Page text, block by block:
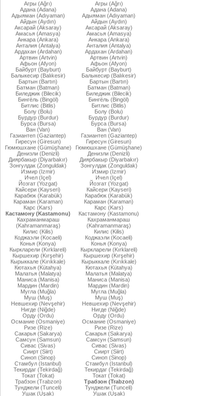
Агры (Ağrı)
Адана (Adana)
Адыяман (Adıyaman)
Айдын (Aydın)
Аксарай (Aksaray)
Амасья (Amasya)
Анкара (Ankara)
Анталия (Antalya)
Ардахан (Ardahan)
Артвин (Artvin)
Афьон (Afyon)
Байбурт (Bayburt)
Балыкесир (Balıkesir)
Бартын (Bartın)
Батман (Batman)
Биледжик (Bilecik)
Бингёль (Bingöl)
Битлис (Bitlis)
Болу (Bolu)
Бурдур (Burdur)
Бурса (Bursa)
Ван (Van)
Газиантеп (Gaziantep)
Гиресун (Giresun)
Гюмюшхане (Gümüşhane)
Денизли (Denizli)
Диярбакыр (Diyarbakır)
Зонгулдак (Zonguldak)
Измир (Izmir)
Ичел (Içel)
Йозгат (Yozgat)
Кайсери (Kayseri)
Карабюк (Karabük)
Караман (Karaman)
Карс (Kars)
Кастамону (Kastamonu)
Кахраманмараш
(Kahramanmaraş)
Килис (Kilis)
Коджаэли (Kocaeli)
Конья (Konya)
Кыркларели (Kırklareli)
Кыршехир (Kırşehir)
Кырыккале (Kırıkkale)
Кютахья (Kütahya)
Малатья (Malatya)
Маниса (Manisa)
Мардин (Mardin)
Мугла (Muğla)
Муш (Muş)
Невшехир (Nevşehir)
Нигде (Niğde)
Орду (Ordu)
Османие (Osmaniye)
Ризе (Rize)
Сакарья (Sakarya)
Самсун (Samsun)
Сивас (Sivas)
Сиирт (Siirt)
Синоп (Sinop)
Стамбул (Istanbul)
Текирдаг (Tekirdağ)
Токат (Tokat)
Трабзон (Trabzon)
Тунджели (Tunceli)
Ушак (Uşak)
Агры (Ağrı)
Адана (Adana)
Адыяман (Adıyaman)
Айдын (Aydın)
Аксарай (Aksaray)
Амасья (Amasya)
Анкара (Ankara)
Анталия (Antalya)
Ардахан (Ardahan)
Артвин (Artvin)
Афьон (Afyon)
Байбурт (Bayburt)
Балыкесир (Balıkesir)
Бартын (Bartın)
Батман (Batman)
Биледжик (Bilecik)
Бингёль (Bingöl)
Битлис (Bitlis)
Болу (Bolu)
Бурдур (Burdur)
Бурса (Bursa)
Ван (Van)
Газиантеп (Gaziantep)
Гиресун (Giresun)
Гюмюшхане (Gümüşhane)
Денизли (Denizli)
Диярбакыр (Diyarbakır)
Зонгулдак (Zonguldak)
Измир (Izmir)
Ичел (Içel)
Йозгат (Yozgat)
Кайсери (Kayseri)
Карабюк (Karabük)
Караман (Karaman)
Карс (Kars)
Кастамону (Kastamonu)
Кахраманмараш
(Kahramanmaraş)
Килис (Kilis)
Коджаэли (Kocaeli)
Конья (Konya)
Кыркларели (Kırklareli)
Кыршехир (Kırşehir)
Кырыккале (Kırıkkale)
Кютахья (Kütahya)
Малатья (Malatya)
Маниса (Manisa)
Мардин (Mardin)
Мугла (Muğla)
Муш (Muş)
Невшехир (Nevşehir)
Нигде (Niğde)
Орду (Ordu)
Османие (Osmaniye)
Ризе (Rize)
Сакарья (Sakarya)
Самсун (Samsun)
Сивас (Sivas)
Сиирт (Siirt)
Синоп (Sinop)
Стамбул (Istanbul)
Текирдаг (Tekirdağ)
Токат (Tokat)
Трабзон (Trabzon)
Тунджели (Tunceli)
Ушак (Uşak)